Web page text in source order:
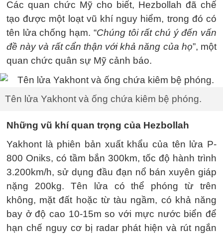
Các quan chức Mỹ cho biết, Hezbollah đã chế
tạo được một loạt vũ khí nguy hiểm, trong đó có
tên lửa chống hạm. “Chúng tôi rất chú ý đến vấn
đề này và rất cẩn thận với khả năng của họ”, một
quan chức quân sự Mỹ cảnh báo.
Tên lửa Yakhont và ống chứa kiêm bệ phóng.
Những vũ khí quan trọng của Hezbollah
Yakhont là phiên bản xuất khẩu của tên lửa P-
800 Oniks, có tầm bắn 300km, tốc độ hành trình
3.200km/h, sử dụng đầu đạn nổ bán xuyên giáp
nặng 200kg. Tên lửa có thể phóng từ trên
không, mặt đất hoặc từ tàu ngầm, có khả năng
bay ở độ cao 10-15m so với mực nước biển để
hạn chế nguy cơ bị radar phát hiện và rút ngắn